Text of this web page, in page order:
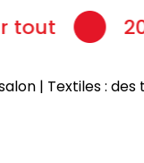
| Textiles :